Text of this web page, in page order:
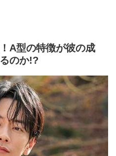
A型の特徴が彼の成
のか!?